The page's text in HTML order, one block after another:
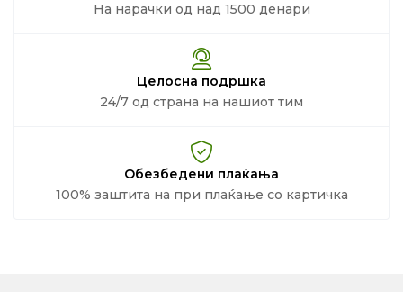
На нарачки од над 1500 денари
Целосна подршка
24/7 од страна на нашиот тим
Обезбедени плаќања
100% заштита на при плаќање со картичка